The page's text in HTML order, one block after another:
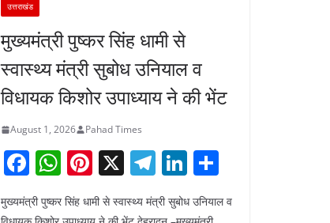
उत्तराखंड
मुख्यमंत्री पुष्कर सिंह धामी से
स्वास्थ्य मंत्री सुबोध उनियाल व
विधायक किशोर उपाध्याय ने की भेंट
August 1, 2026 Pahad Times
F
a
c
W
h
at
Pi
nt
er
X T
el
e
Li
n
k ar
मुख्यमंत्री पुष्कर सिंह धामी से स्वास्थ्य मंत्री सुबोध उनियाल व